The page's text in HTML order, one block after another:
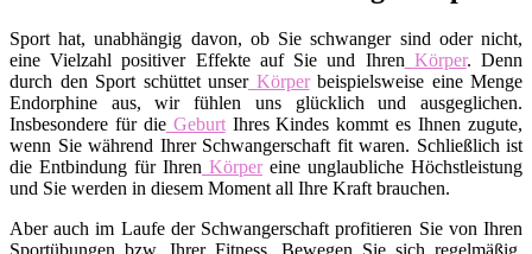
Sport hat, unabhängig davon, ob Sie schwanger sind oder nicht,
eine Vielzahl positiver Effekte auf Sie und Ihren Körper. Denn
durch den Sport schüttet unserKörperbeispielsweise eine Menge
Endorphine aus, wir fühlen uns glücklich und ausgeglichen.
Insbesondere für dieGeburtIhres Kindes kommt es Ihnen zugute,
wenn Sie während Ihrer Schwangerschaft fit waren. Schließlich ist
die Entbindung für Ihren Körpereine unglaubliche Höchstleistung
und Sie werden in diesem Moment all Ihre Kraft brauchen.
Aber auch im Laufe der Schwangerschaft profitieren Sie von Ihren